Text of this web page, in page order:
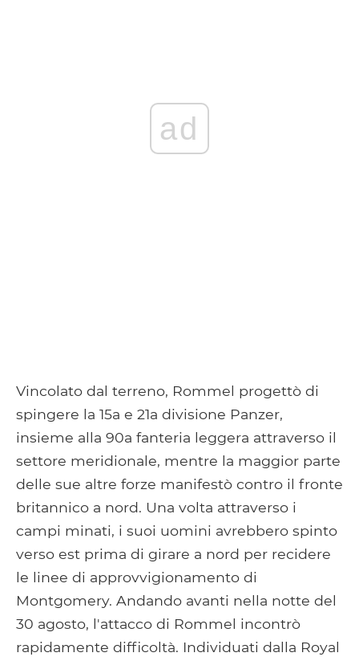
ad
Vincolato dal terreno, Rommel progettò di
spingere la 15a e 21a divisione Panzer,
insieme alla 90a fanteria leggera attraverso il
settore meridionale, mentre la maggior parte
delle sue altre forze manifestò contro il fronte
britannico a nord. Una volta attraverso i
campi minati, i suoi uomini avrebbero spinto
verso est prima di girare a nord per recidere
le linee di approvvigionamento di
Montgomery. Andando avanti nella notte del
30 agosto, l'attacco di Rommel incontrò
rapidamente difficoltà. Individuati dalla Royal